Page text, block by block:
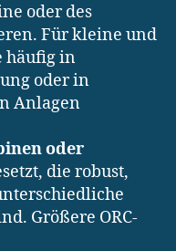
oder des
Für kleine und
häufig in
oder in
Anlagen
oder
die robust,
Größere ORC-